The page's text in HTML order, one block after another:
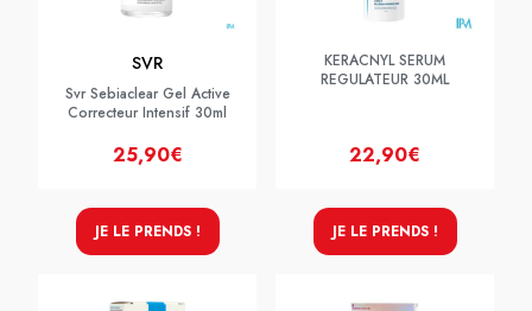
SVR
Svr Sebiaclear Gel Active
Correcteur Intensif 30ml
25,90€
JE LE PRENDS !
KERACNYL SERUM
REGULATEUR 30ML
22,90€
JE LE PRENDS !